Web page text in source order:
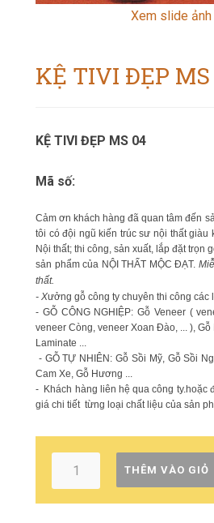
Xem slide
KỆ TIVI ĐẸP
KỆ TIVI ĐẸP MS 04
Mã số:
Cảm ơn khách hàng đã quan tâm đến
tôi có đội ngũ kiến trúc sư nội thất giàu
Nội thất; thi công, sản xuất, lắp đặt trọn
sản phẩm của NỘI THẤT MỘC ĐẠT.
thất.
- Xưởng gỗ công ty chuyên thi công các
- GỖ CÔNG NGHIỆP: Gỗ Veneer (
veneer Còng, veneer Xoan Đào, ... ), Gỗ
Laminate ...
- GỖ TỰ NHIÊN: Gỗ Sồi Mỹ, Gỗ Sồi
Cam Xe, Gỗ Hương ...
- Khách hàng liên hệ qua công ty.hoặc
giá chi tiết từng loại chất liệu của sản
THÊM VÀO GIỎ